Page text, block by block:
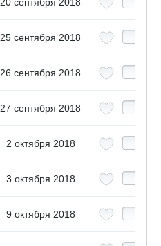
25 сентября 2018
26 сентября 2018
27 сентября 2018
2 октября 2018
3 октября 2018
9 октября 2018